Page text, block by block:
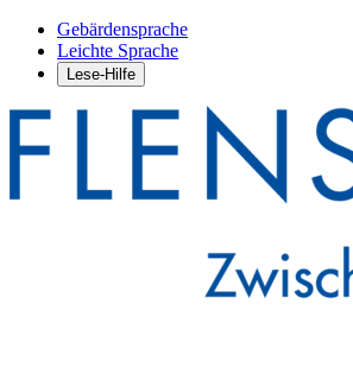
Gebärdensprache
Leichte Sprache
Lese-Hilfe